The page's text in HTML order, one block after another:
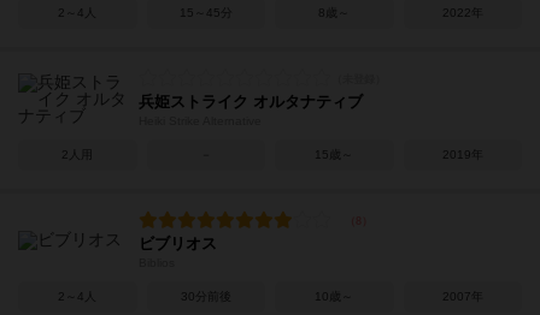
2～4人 15～45分 8歳～ 2022年
兵姫ストライク オルタナティブ
2人用 15歳～ 2019年
ビブリオス
2～4人 30分前後 10歳～ 2007年